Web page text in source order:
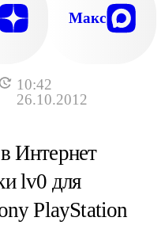
10:42
26.10.2012
Макс
Интернет
lv0 для
PlayStation